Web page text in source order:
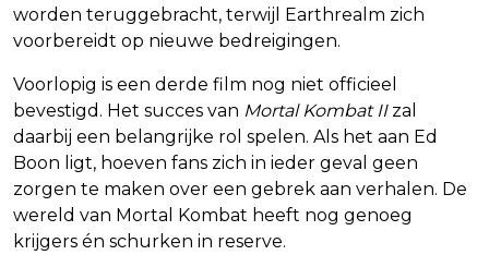
worden teruggebracht, terwijl Earthrealm zich
voorbereidt op nieuwe bedreigingen.
Voorlopig is een derde film nog niet officieel
bevestigd. Het succes van Mortal Kombat IIzal
daarbij een belangrijke rol spelen. Als het aan Ed
Boon ligt, hoeven fans zich in ieder geval geen
zorgen te maken over een gebrek aan verhalen. De
wereld van Mortal Kombat heeft nog genoeg
krijgers én schurken in reserve.